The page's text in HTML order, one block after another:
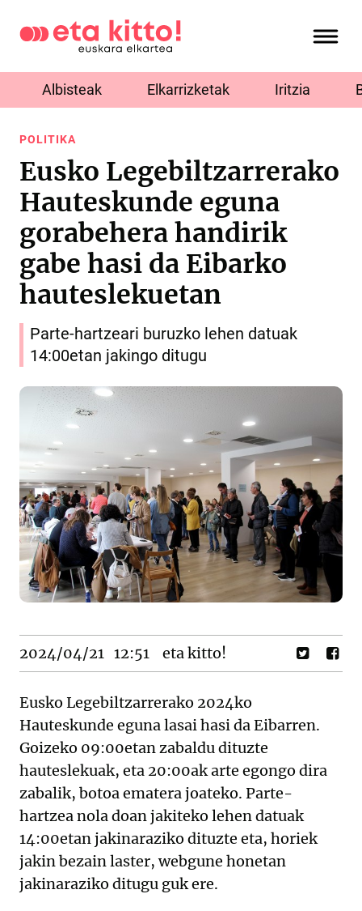
Albisteak Elkarrizketak Iritzia
POLITIKA
Eusko Legebiltzarrerako
Hauteskunde eguna
gorabehera handirik
gabe hasi da Eibarko
hauteslekuetan
Parte-hartzeari buruzko lehen datuak
14:00etan jakingo ditugu
2024/04/21 12:51 eta kitto!
Eusko Legebiltzarrerako 2024ko
Hauteskunde eguna lasai hasi da Eibarren.
Goizeko 09:00etan zabaldu dituzte
hauteslekuak, eta 20:00ak arte egongo dira
zabalik, botoa ematera joateko. Parte-
hartzea nola doan jakiteko lehen datuak
14:00etan jakinaraziko dituzte eta, horiek
jakin bezain laster, webgune honetan
jakinaraziko ditugu guk ere.